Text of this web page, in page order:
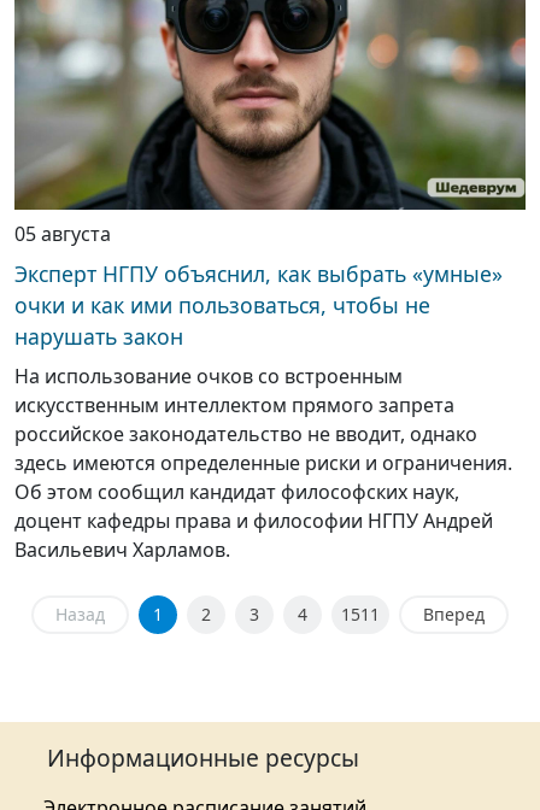
05 августа
Эксперт НГПУ объяснил, как выбрать «умные»
очки и как ими пользоваться, чтобы не
нарушать закон
На использование очков со встроенным
искусственным интеллектом прямого запрета
российское законодательство не вводит, однако
здесь имеются определенные риски и ограничения.
Об этом сообщил кандидат философских наук,
доцент кафедры права и философии НГПУ Андрей
Васильевич Харламов.
Назад 1 2 3 4 1511 Вперед
Информационные ресурсы